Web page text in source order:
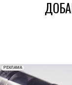
erid: 2VfnxxmNzs5
РЕКЛАМА